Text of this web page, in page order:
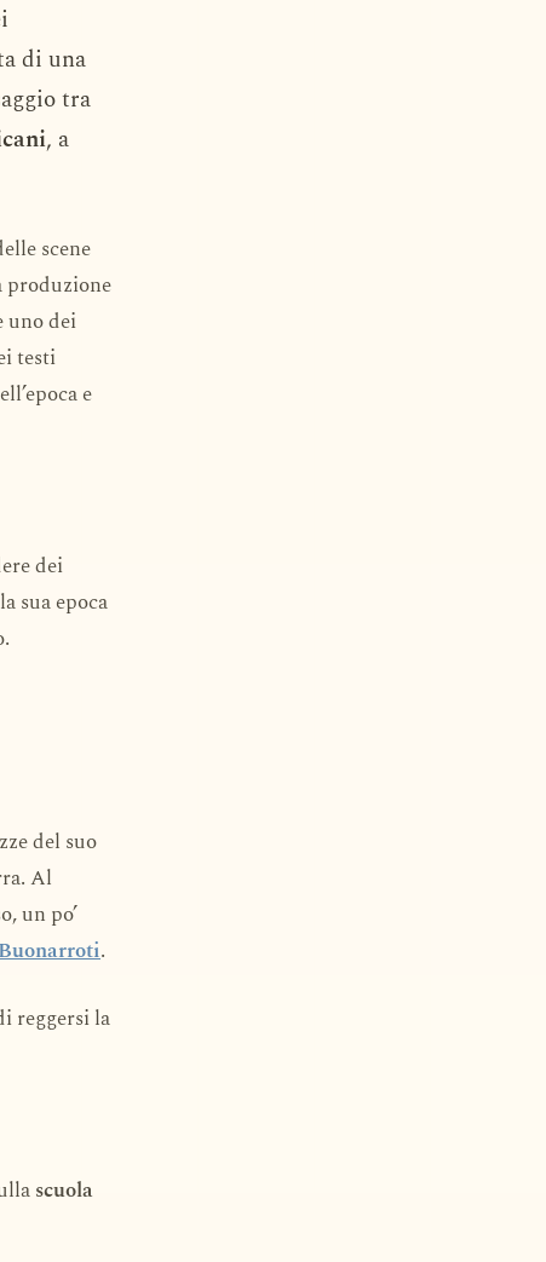
di una
tra
, a
scene
produzione
uno dei
testi
e
dei
sua epoca
del suo
Al
un po’
.
reggersi la
scuola